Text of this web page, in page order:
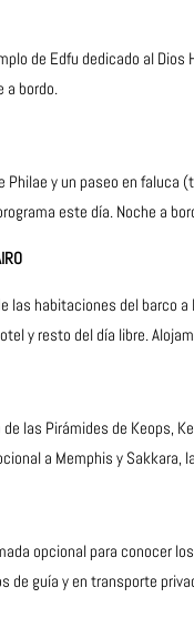
de Edfu dedicado al
a bordo.
y un paseo en
este día. Noche a
las habitaciones del barco
y resto del día libre.
las Pirámides de Keops,
a Memphis y Sakkara,
opcional para conocer
de guía y en transporte